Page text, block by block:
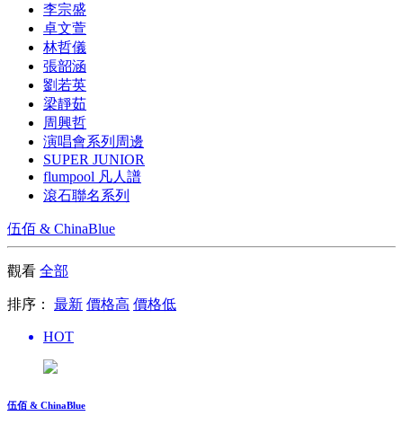
李宗盛
卓文萱
林哲儀
張韶涵
劉若英
梁靜茹
周興哲
演唱會系列周邊
SUPER JUNIOR
flumpool 凡人譜
滾石聯名系列
伍佰 & ChinaBlue
觀看 全部
排序： 最新 價格高 價格低
HOT
伍佰 & ChinaBlue